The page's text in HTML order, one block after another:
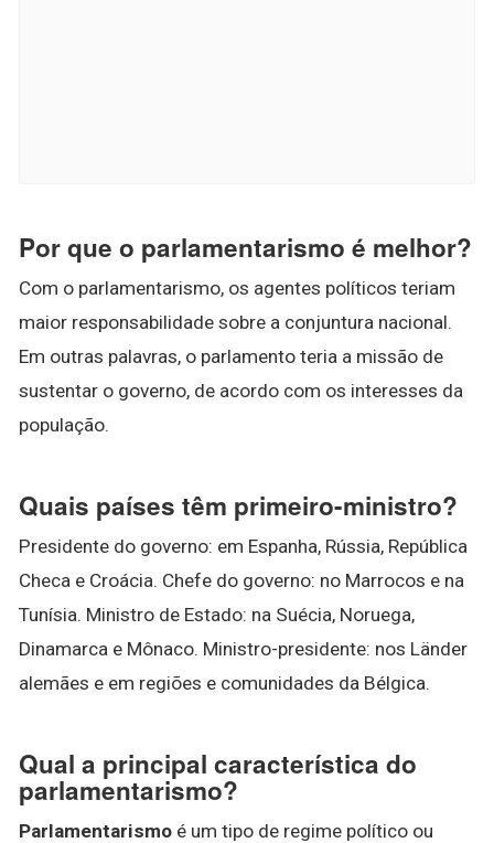
Por que o parlamentarismo é melhor?
Com o parlamentarismo, os agentes políticos teriam
maior responsabilidade sobre a conjuntura nacional.
Em outras palavras, o parlamento teria a missão de
sustentar o governo, de acordo com os interesses da
população.
Quais países têm primeiro-ministro?
Presidente do governo: em Espanha, Rússia, República
Checa e Croácia. Chefe do governo: no Marrocos e na
Tunísia. Ministro de Estado: na Suécia, Noruega,
Dinamarca e Mônaco. Ministro-presidente: nos Länder
alemães e em regiões e comunidades da Bélgica.
Qual a principal característica do
parlamentarismo?
Parlamentarismo é um tipo de regime político ou